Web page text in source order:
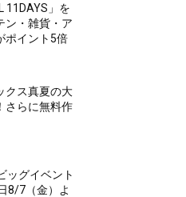
11DAYS」を
ン・雑貨・ア
ポイント5倍
クス真夏の大
さらに無料作
ッグイベント
8/7（金）よ